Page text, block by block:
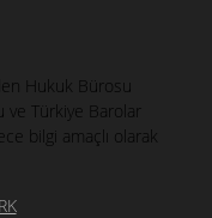
Hukuk Bürosu
ve Türkiye Barolar
bilgi amaçlı olarak